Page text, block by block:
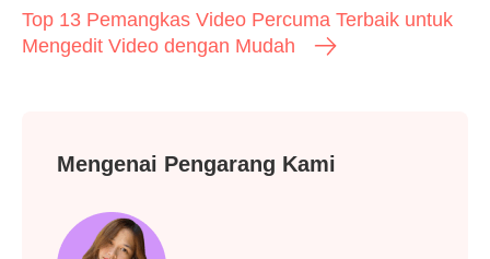
Top 13 Pemangkas Video Percuma Terbaik untuk
Mengedit Video dengan Mudah
Mengenai Pengarang Kami